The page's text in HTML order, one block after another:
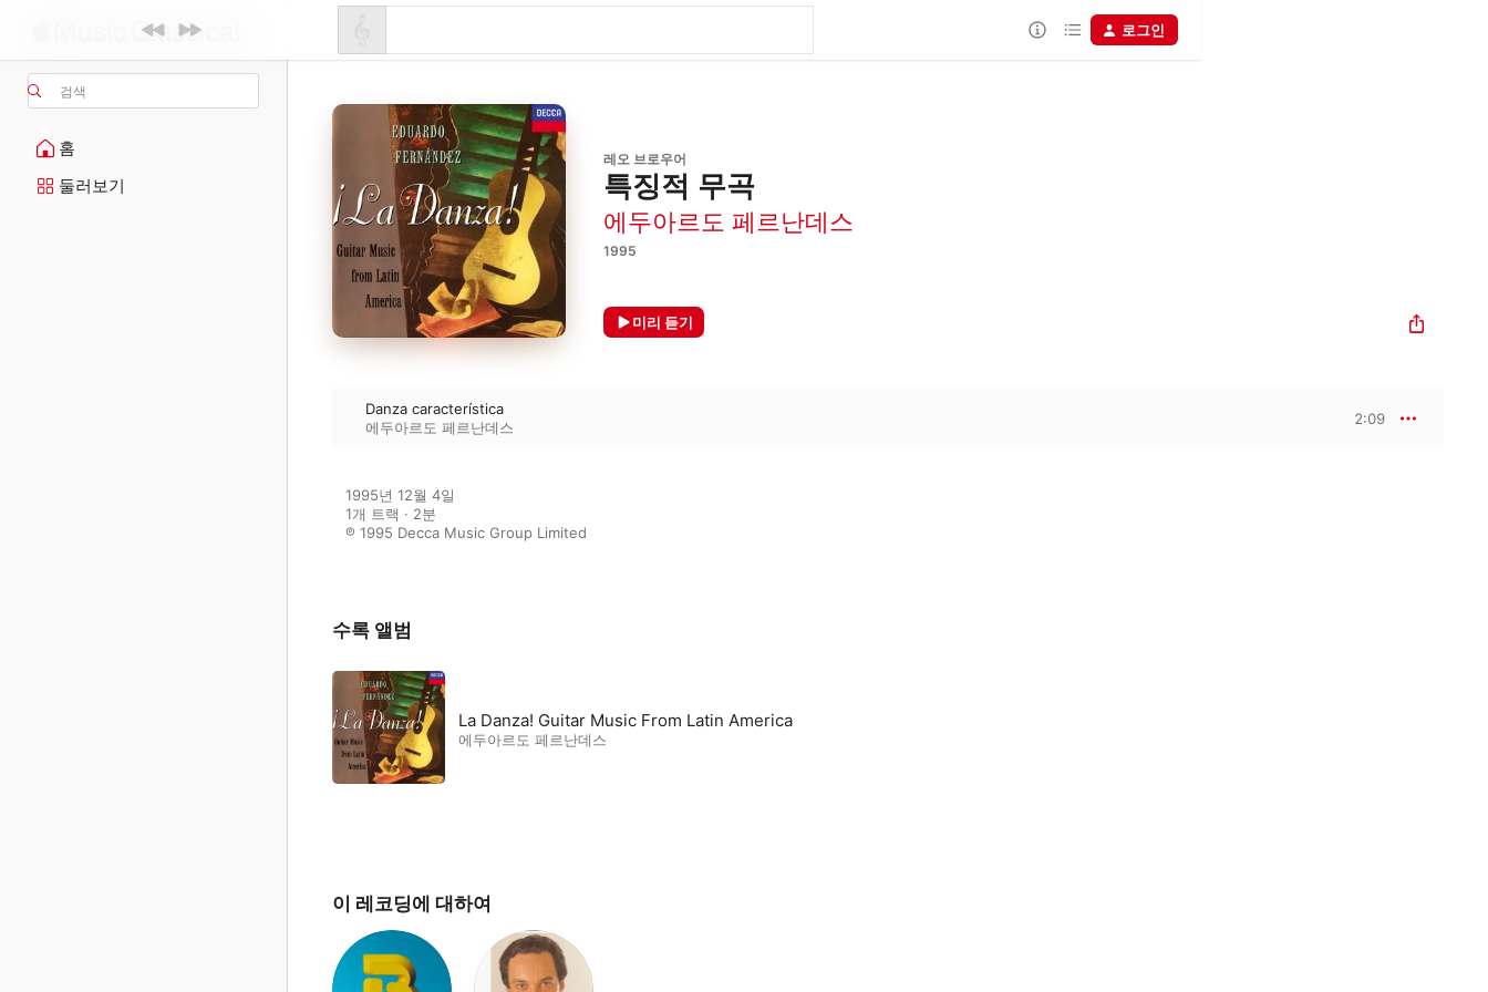
검색
홈
둘러보기
로그인
레오 브로우어
특징적 무곡
에두아르도 페르난데스
1995
미리 듣기
Danza característica
에두아르도 페르난데스
2:09
1995년 12월 4일
1개 트랙 · 2분
℗ 1995 Decca Music Group Limited
수록 앨범
La Danza! Guitar Music From Latin America
에두아르도 페르난데스
이 레코딩에 대하여